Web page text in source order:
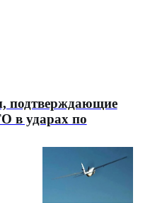
подтверждающие
в ударах по